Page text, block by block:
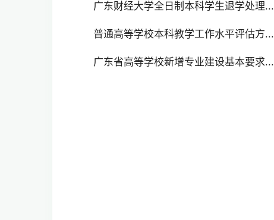
广东财经大学全日制本科学生退学处理...
普通高等学校本科教学工作水平评估方...
广东省高等学校新增专业建设基本要求...